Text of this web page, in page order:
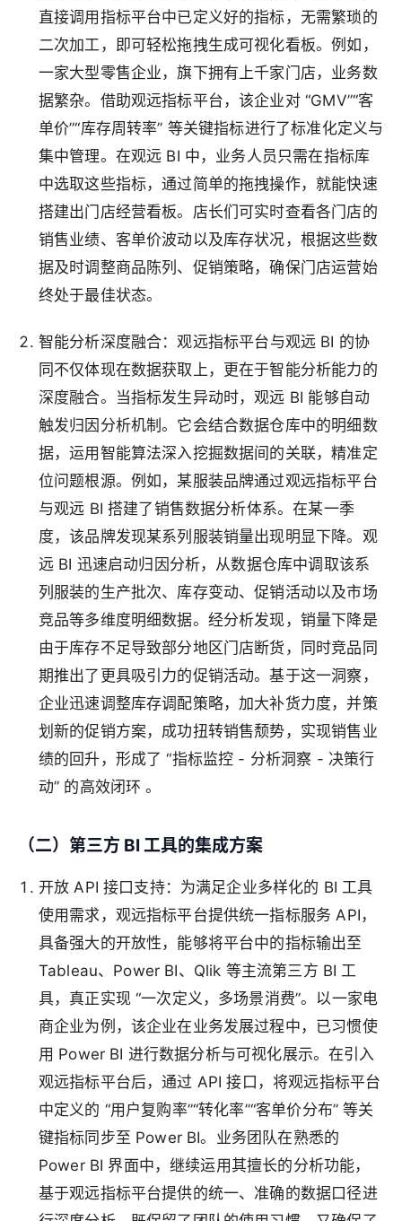
直接调用指标平台中已定义好的指标，无需繁琐的
二次加工，即可轻松拖拽生成可视化看板。例如，
一家大型零售企业，旗下拥有上千家门店，业务数
据繁杂。借助观远指标平台，该企业对 “GMV”“客
单价”“库存周转率” 等关键指标进行了标准化定义与
集中管理。在观远 BI 中，业务人员只需在指标库
中选取这些指标，通过简单的拖拽操作，就能快速
搭建出门店经营看板。店长们可实时查看各门店的
销售业绩、客单价波动以及库存状况，根据这些数
据及时调整商品陈列、促销策略，确保门店运营始
终处于最佳状态。
智能分析深度融合：观远指标平台与观远 BI 的协
同不仅体现在数据获取上，更在于智能分析能力的
深度融合。当指标发生异动时，观远 BI 能够自动
触发归因分析机制。它会结合数据仓库中的明细数
据，运用智能算法深入挖掘数据间的关联，精准定
位问题根源。例如，某服装品牌通过观远指标平台
与观远 BI 搭建了销售数据分析体系。在某一季
度，该品牌发现某系列服装销量出现明显下降。观
远 BI 迅速启动归因分析，从数据仓库中调取该系
列服装的生产批次、库存变动、促销活动以及市场
竞品等多维度明细数据。经分析发现，销量下降是
由于库存不足导致部分地区门店断货，同时竞品同
期推出了更具吸引力的促销活动。基于这一洞察，
企业迅速调整库存调配策略，加大补货力度，并策
划新的促销方案，成功扭转销售颓势，实现销售业
绩的回升，形成了 “指标监控 - 分析洞察 - 决策行
动” 的高效闭环 。
（二）第三方 BI 工具的集成方案
开放 API 接口支持：为满足企业多样化的 BI 工具
使用需求，观远指标平台提供统一指标服务 API，
具备强大的开放性，能够将平台中的指标输出至
Tableau、Power BI、Qlik 等主流第三方 BI 工
具，真正实现 “一次定义，多场景消费”。以一家电
商企业为例，该企业在业务发展过程中，已习惯使
用 Power BI 进行数据分析与可视化展示。在引入
观远指标平台后，通过 API 接口，将观远指标平台
中定义的 “用户复购率”“转化率”“客单价分布” 等关
键指标同步至 Power BI。业务团队在熟悉的
Power BI 界面中，继续运用其擅长的分析功能，
基于观远指标平台提供的统一、准确的数据口径进